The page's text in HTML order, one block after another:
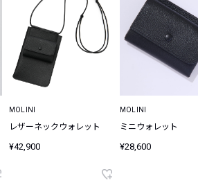
MOLINI
レザーネックウォレット
¥42,900
MOLINI
ミニウォレット
¥28,600